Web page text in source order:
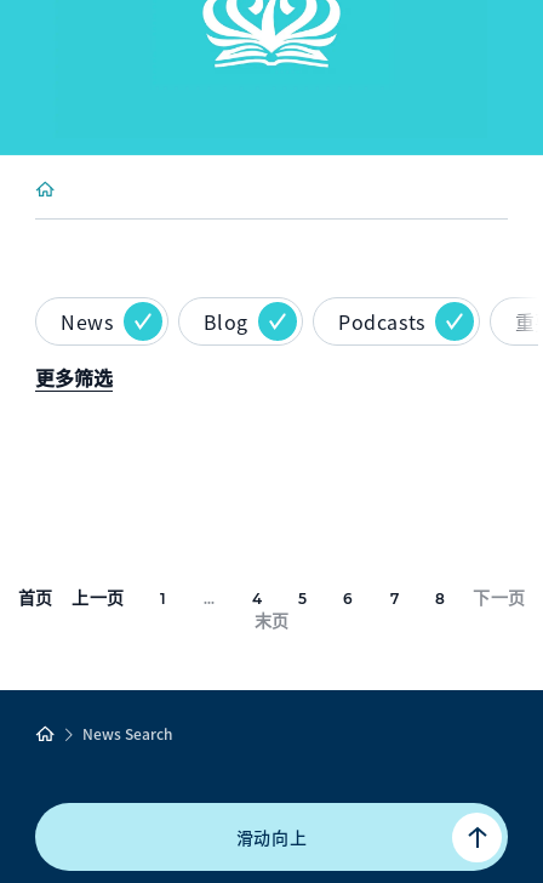
News Blog Podcasts
重
更多筛选
首页 上一页 1 ... 4 5 6 7 8
下一页
末页
News Search
滑动向上